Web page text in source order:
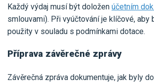
Každý výdaj musí být doložen účetním
smlouvami). Při vyúčtování je klíčové, aby
použity v souladu s podmínkami dotace.
Příprava závěrečné zprávy
Závěrečná zpráva dokumentuje, jak byly